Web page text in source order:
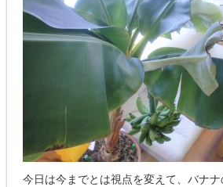
今日は今までとは視点を変えて、バナ